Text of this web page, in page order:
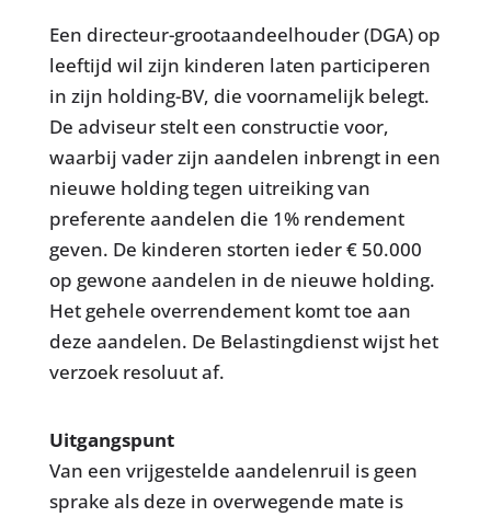
Een directeur-grootaandeelhouder (DGA) op
leeftijd wil zijn kinderen laten participeren
in zijn holding-BV, die voornamelijk belegt.
De adviseur stelt een constructie voor,
waarbij vader zijn aandelen inbrengt in een
nieuwe holding tegen uitreiking van
preferente aandelen die 1% rendement
geven. De kinderen storten ieder € 50.000
op gewone aandelen in de nieuwe holding.
Het gehele overrendement komt toe aan
deze aandelen. De Belastingdienst wijst het
verzoek resoluut af.
Uitgangspunt
Van een vrijgestelde aandelenruil is geen
sprake als deze in overwegende mate is